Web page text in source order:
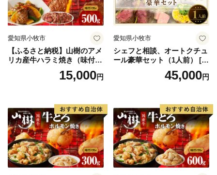
愛知県小牧市
【ふるさと納税】山樹のアメ
リカ産牛ハラミ焼き（味付）
15,000円
愛知県小牧市
シェフと相談、オートクチュ
ール豪華セット（1人前） [04
45,000円